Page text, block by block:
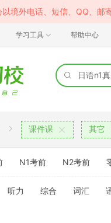
境外电话、短信、QQ、邮
学习工具 帮助中心
课件课 其它
N1考前 N2考前
听力 综合 词汇